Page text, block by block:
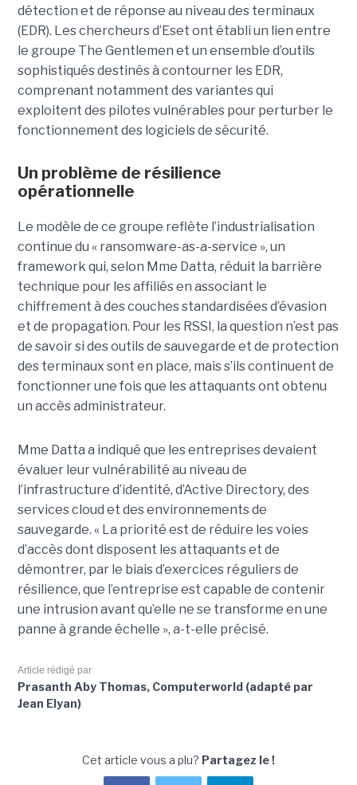
détection et de réponse au niveau des terminaux
(EDR). Les chercheurs d’Eset ont établi un lien entre
le groupe The Gentlemen et un ensemble d’outils
sophistiqués destinés à contourner les EDR,
comprenant notamment des variantes qui
exploitent des pilotes vulnérables pour perturber le
fonctionnement des logiciels de sécurité.
Un problème de résilience
opérationnelle
Le modèle de ce groupe reflète l’industrialisation
continue du « ransomware-as-a-service », un
framework qui, selon Mme Datta, réduit la barrière
technique pour les affiliés en associant le
chiffrement à des couches standardisées d’évasion
et de propagation. Pour les RSSI, la question n’est pas
de savoir si des outils de sauvegarde et de protection
des terminaux sont en place, mais s’ils continuent de
fonctionner une fois que les attaquants ont obtenu
un accès administrateur.
Mme Datta a indiqué que les entreprises devaient
évaluer leur vulnérabilité au niveau de
l’infrastructure d’identité, d’Active Directory, des
services cloud et des environnements de
sauvegarde. « La priorité est de réduire les voies
d’accès dont disposent les attaquants et de
démontrer, par le biais d’exercices réguliers de
résilience, que l’entreprise est capable de contenir
une intrusion avant qu’elle ne se transforme en une
panne à grande échelle », a-t-elle précisé.
Article rédigé par
Prasanth Aby Thomas, Computerworld (adapté par
Jean Elyan)
Cet article vous a plu? Partagez le !